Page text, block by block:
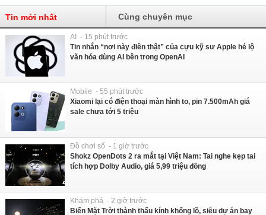
Tin mới nhất Cùng chuyên mục
AI - 15 phút trước
Tin nhắn “nơi này điên thật” của cựu kỹ sư Apple hé lộ
văn hóa dùng AI bên trong OpenAI
Mobile - 55 phút trước
Xiaomi lại có điện thoại màn hình to, pin 7.500mAh giá
sale chưa tới 5 triệu
Đồ chơi số - 1 giờ trước
Shokz OpenDots 2 ra mắt tại Việt Nam: Tai nghe kẹp tai
tích hợp Dolby Audio, giá 5,99 triệu đồng
Khám phá - 2 giờ trước
Biến Mặt Trời thành thấu kính khổng lồ, siêu dự án bay